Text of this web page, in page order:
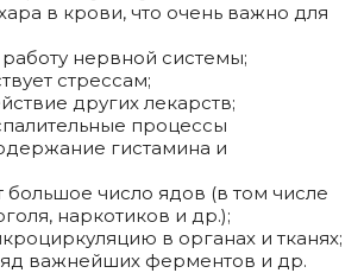
в крови, что очень важно для
нервной системы;
стрессам;
других лекарств;
процессы
гистамина и
большое число ядов (в том числе
наркотиков и др.);
в органах и тканях;
важнейших ферментов и др.